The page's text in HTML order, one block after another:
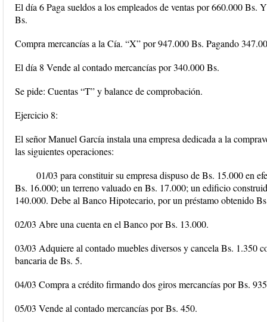
El día 6 Paga sueldos a los empleados de ventas por 660.000 Bs.
Bs.
Compra mercancías a la Cía. “X” por 947.000 Bs. Pagando
El día 8 Vende al contado mercancías por 340.000 Bs.
Se pide: Cuentas “T” y balance de comprobación.
Ejercicio 8:
El señor Manuel García instala una empresa dedicada a la
las siguientes operaciones:
01/03 para constituir su empresa dispuso de Bs. 15.000 en
Bs. 16.000; un terreno valuado en Bs. 17.000; un edificio
140.000. Debe al Banco Hipotecario, por un préstamo obtenido
02/03 Abre una cuenta en el Banco por Bs. 13.000.
03/03 Adquiere al contado muebles diversos y cancela Bs. 1.350
bancaria de Bs. 5.
04/03 Compra a crédito firmando dos giros mercancías por Bs. 935
05/03 Vende al contado mercancías por Bs. 450.